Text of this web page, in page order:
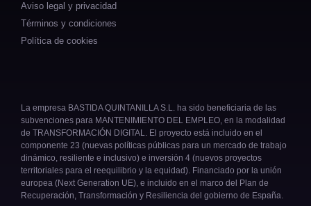
Aviso legal y privacidad
Términos y condiciones
Política de cookies
La empresa BASTIDA QUINTANILLA S.L. ha sido beneficiaria de las
subvenciones para MANTENIMIENTO DEL EMPLEO, en la modalidad
de TRANSFORMACIÓN DIGITAL. El proyecto está incluido en el
componente 23 (nuevas políticas públicas para un mercado de trabajo
dinámico, resiliente e inclusivo) e inversión 4 (nuevos proyectos
territoriales para el reequilibrio y la equidad). Financiado por la unión
europea (Next Generation UE), e incluido en el marco del Plan de
Recuperación, Transformación y Resiliencia del gobierno de España.